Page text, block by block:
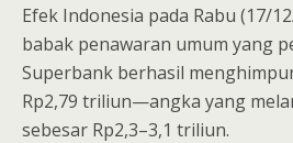
Efek Indonesia pada Rabu (17/
babak penawaran umum yang
Superbank berhasil
Rp2,79 triliun—angka yang
sebesar Rp2,3–3,1 triliun.